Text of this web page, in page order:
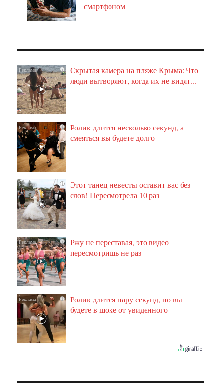
смартфоном
i
Скрытая камера на пляже Крыма: Что
люди вытворяют, когда их не видят...
i
Ролик длится несколько секунд, а
смеяться вы будете долго
i
Этот танец невесты оставит вас без
слов! Пересмотрела 10 раз
i
Ржу не переставая, это видео
пересмотришь не раз
i
Ролик длится пару секунд, но вы
будете в шоке от увиденного